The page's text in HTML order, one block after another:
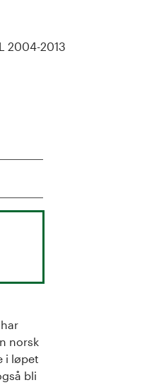
2004-2013
norsk
i løpet
bli